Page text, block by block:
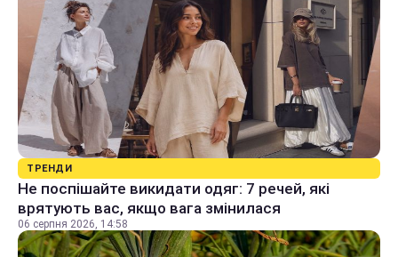
ТРЕНДИ
Не поспішайте викидати одяг: 7 речей, які
врятують вас, якщо вага змінилася
06 серпня 2026, 14:58